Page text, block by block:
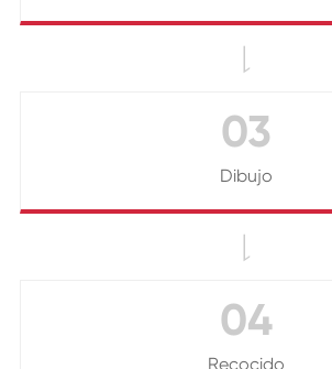

03
Dibujo

04
Recocido